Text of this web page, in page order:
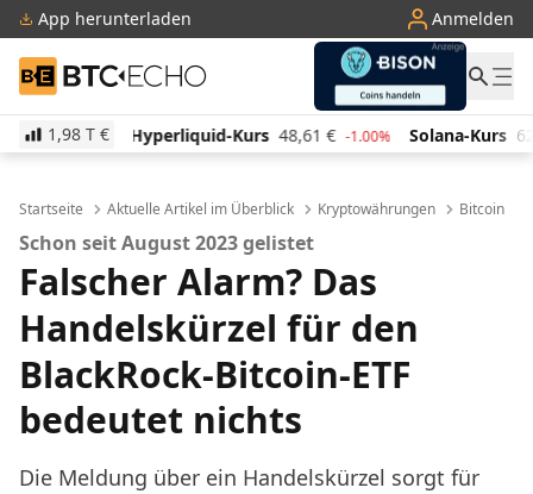
App herunterladen Anmelden
BTC-ECHO
1,98 T €
Kurs 48,61 € -1.00% Solana-Kurs 62,82 € -1.90% TRON-
Startseite Aktuelle Artikel im Überblick Kryptowährungen Bitcoin
Schon seit August 2023 gelistet
Falscher Alarm? Das
Handelskürzel für den
BlackRock-Bitcoin-ETF
bedeutet nichts
Die Meldung über ein Handelskürzel sorgt für